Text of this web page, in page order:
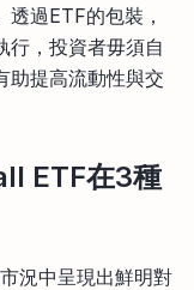
過ETF的包裝，
行，投資者毋須自
助提高流動性與交
ETF在3種
況中呈現出鮮明對